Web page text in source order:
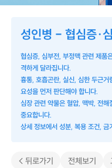
성인병 - 협심증·
협심증, 심부전, 부정맥 관련 제품
격하게 달라집니다.
흉통, 호흡곤란, 실신, 심한 두근
요성을 먼저 판단해야 합니다.
심장 관련 약물은 혈압, 맥박, 전
중요합니다.
상세 정보에서 성분, 복용 조건, 금
< 뒤로가기 전체보기